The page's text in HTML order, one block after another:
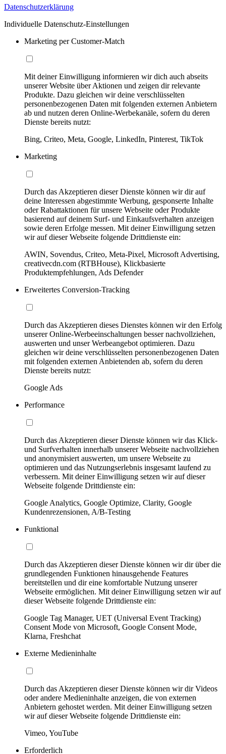
Datenschutzerklärung
Individuelle Datenschutz-Einstellungen
Marketing per Customer-Match
Mit deiner Einwilligung informieren wir dich auch abseits
unserer Website über Aktionen und zeigen dir relevante
Produkte. Dazu gleichen wir deine verschlüsselten
personenbezogenen Daten mit folgenden externen Anbietern
ab und nutzen deren Online-Werbekanäle, sofern du deren
Dienste bereits nutzt:
Bing, Criteo, Meta, Google, LinkedIn, Pinterest, TikTok
Marketing
Durch das Akzeptieren dieser Dienste können wir dir auf
deine Interessen abgestimmte Werbung, gesponserte Inhalte
oder Rabattaktionen für unsere Webseite oder Produkte
basierend auf deinem Surf- und Einkaufsverhalten anzeigen
sowie deren Erfolge messen. Mit deiner Einwilligung setzen
wir auf dieser Webseite folgende Drittdienste ein:
AWIN, Sovendus, Criteo, Meta-Pixel, Microsoft Advertising,
creativecdn.com (RTBHouse), Klickbasierte
Produktempfehlungen, Ads Defender
Erweitertes Conversion-Tracking
Durch das Akzeptieren dieses Dienstes können wir den Erfolg
unserer Online-Werbeeinschaltungen besser nachvollziehen,
auswerten und unser Werbeangebot optimieren. Dazu
gleichen wir deine verschlüsselten personenbezogenen Daten
mit folgenden externen Anbietenden ab, sofern du deren
Dienste bereits nutzt:
Google Ads
Performance
Durch das Akzeptieren dieser Dienste können wir das Klick-
und Surfverhalten innerhalb unserer Webseite nachvollziehen
und anonymisiert auswerten, um unsere Webseite zu
optimieren und das Nutzungserlebnis insgesamt laufend zu
verbessern. Mit deiner Einwilligung setzen wir auf dieser
Webseite folgende Drittdienste ein:
Google Analytics, Google Optimize, Clarity, Google
Kundenrezensionen, A/B-Testing
Funktional
Durch das Akzeptieren dieser Dienste können wir dir über die
grundlegenden Funktionen hinausgehende Features
bereitstellen und dir eine komfortable Nutzung unserer
Webseite ermöglichen. Mit deiner Einwilligung setzen wir auf
dieser Webseite folgende Drittdienste ein:
Google Tag Manager, UET (Universal Event Tracking)
Consent Mode von Microsoft, Google Consent Mode,
Klarna, Freshchat
Externe Medieninhalte
Durch das Akzeptieren dieser Dienste können wir dir Videos
oder andere Medieninhalte anzeigen, die von externen
Anbietern gehostet werden. Mit deiner Einwilligung setzen
wir auf dieser Webseite folgende Drittdienste ein:
Vimeo, YouTube
Erforderlich